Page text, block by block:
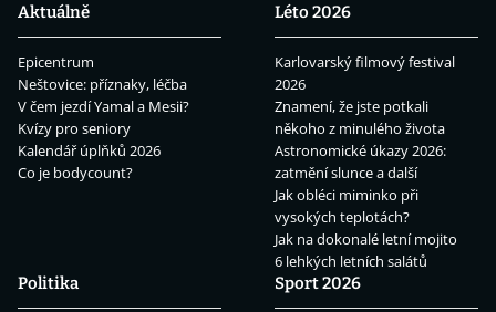
Aktuálně
Epicentrum
Neštovice: příznaky, léčba
V čem jezdí Yamal a Mesii?
Kvízy pro seniory
Kalendář úplňků 2026
Co je bodycount?
Léto 2026
Karlovarský filmový festival
2026
Znamení, že jste potkali
někoho z minulého života
Astronomické úkazy 2026:
zatmění slunce a další
Jak obléci miminko při
vysokých teplotách?
Jak na dokonalé letní mojito
6 lehkých letních salátů
Politika
Sport 2026